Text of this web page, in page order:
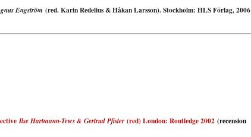
Engström (red. Karin Redelius & Håkan Larsson). Stockholm: HLS Förlag, 2006
Ilse Hartmann-Tews & Gertrud Pfister(red) London: Routledge 2002 (recension